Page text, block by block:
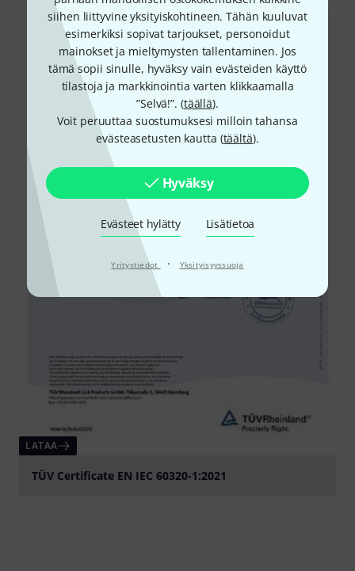
siihen liittyvine yksityiskohtineen. Tähän kuuluvat
esimerkiksi sopivat tarjoukset, personoidut
mainokset ja mieltymysten tallentaminen. Jos
tämä sopii sinulle, hyväksy vain evästeiden käyttö
tilastoja ja markkinointia varten klikkaamalla
”Selvä!”. (täällä).
Voit peruuttaa suostumuksesi milloin tahansa
evästeasetusten kautta (täältä).
Hyväksy
Evästeet hylätty Lisätietoa
Yritystiedot · Yksityisyyssuoja
LATAA
TÜV Certificate EN IEC 60320-1:2021